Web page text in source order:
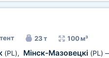
тент 23 т 100 м³
(PL), Мінск-Мазовецкі (PL)